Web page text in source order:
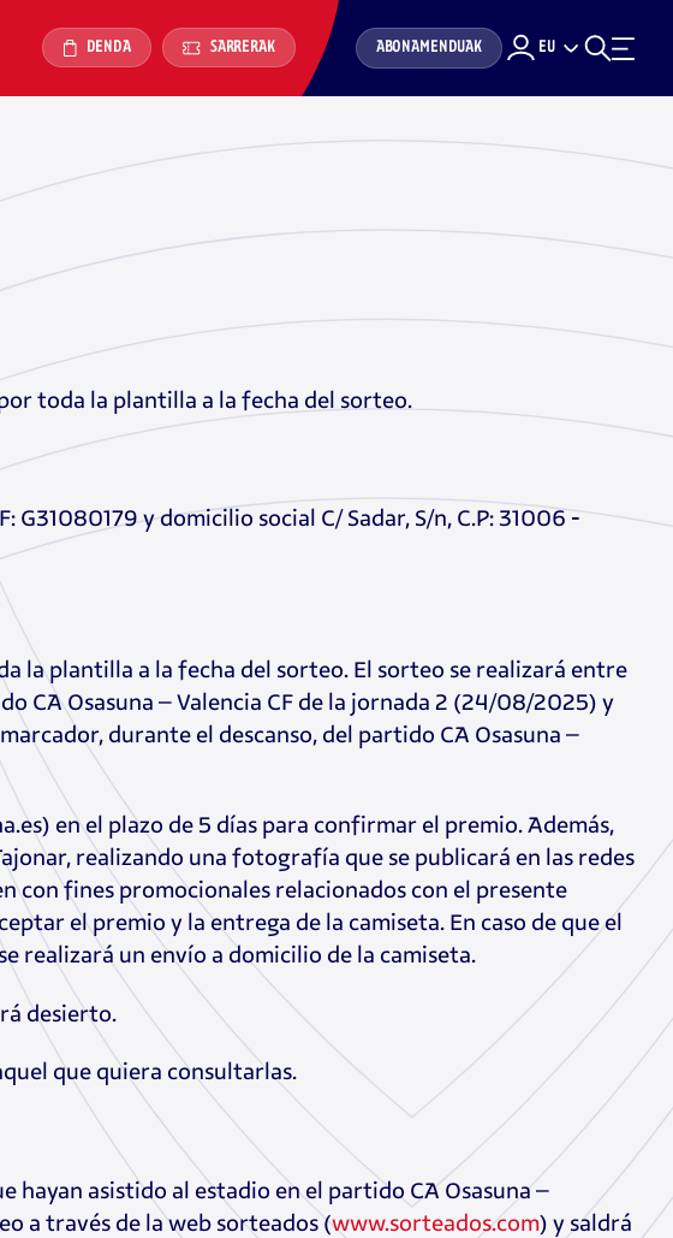
DENDA SARRERAK ABONAMENDUAK EU
toda la plantilla a la fecha del sorteo.
G31080179 y domicilio social C/ Sadar, S/n, C.P: 31006 -
la plantilla a la fecha del sorteo. El sorteo se realizará entre
CA Osasuna – Valencia CF de la jornada 2 (24/08/2025) y
durante el descanso, del partido CA Osasuna –
en el plazo de 5 días para confirmar el premio. Además,
realizando una fotografía que se publicará en las redes
con fines promocionales relacionados con el presente
el premio y la entrega de la camiseta. En caso de que el
realizará un envío a domicilio de la camiseta.
desierto.
que quiera consultarlas.
hayan asistido al estadio en el partido CA Osasuna –
a través de la web sorteados (www.sorteados.com) y saldrá